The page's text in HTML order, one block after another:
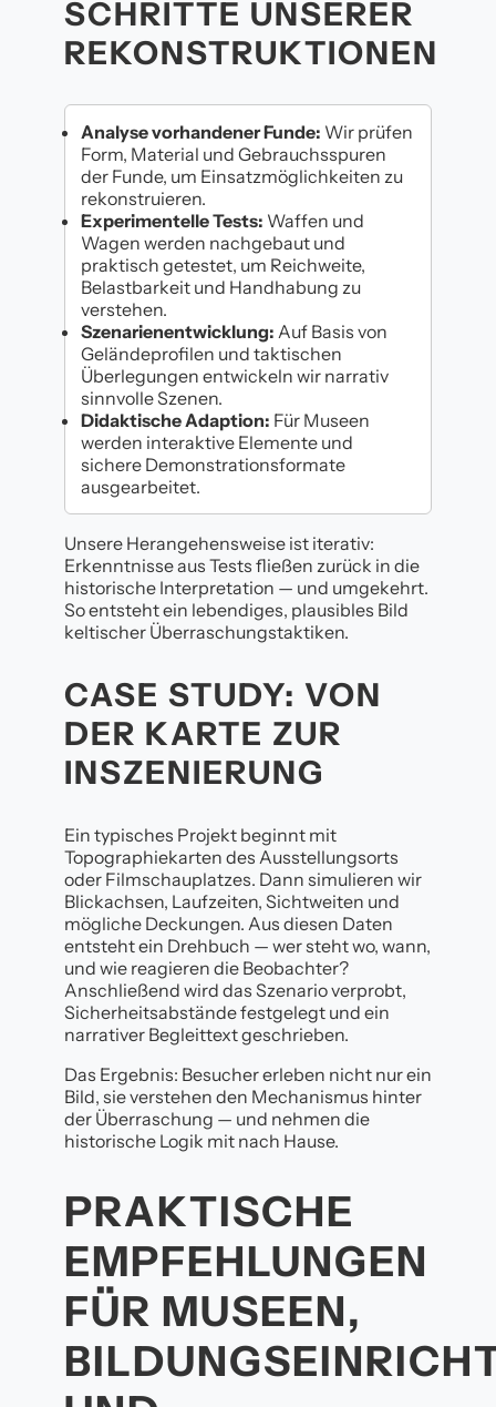
SCHRITTE UNSERER
REKONSTRUKTIONEN
Analyse vorhandener Funde: Wir prüfen
Form, Material und Gebrauchsspuren
der Funde, um Einsatzmöglichkeiten zu
rekonstruieren.
Experimentelle Tests: Waffen und
Wagen werden nachgebaut und
praktisch getestet, um Reichweite,
Belastbarkeit und Handhabung zu
verstehen.
Szenarienentwicklung: Auf Basis von
Geländeprofilen und taktischen
Überlegungen entwickeln wir narrativ
sinnvolle Szenen.
Didaktische Adaption: Für Museen
werden interaktive Elemente und
sichere Demonstrationsformate
ausgearbeitet.
Unsere Herangehensweise ist iterativ:
Erkenntnisse aus Tests fließen zurück in die
historische Interpretation — und umgekehrt.
So entsteht ein lebendiges, plausibles Bild
keltischer Überraschungstaktiken.
CASE STUDY: VON
DER KARTE ZUR
INSZENIERUNG
Ein typisches Projekt beginnt mit
Topographiekarten des Ausstellungsorts
oder Filmschauplatzes. Dann simulieren wir
Blickachsen, Laufzeiten, Sichtweiten und
mögliche Deckungen. Aus diesen Daten
entsteht ein Drehbuch — wer steht wo, wann,
und wie reagieren die Beobachter?
Anschließend wird das Szenario verprobt,
Sicherheitsabstände festgelegt und ein
narrativer Begleittext geschrieben.
Das Ergebnis: Besucher erleben nicht nur ein
Bild, sie verstehen den Mechanismus hinter
der Überraschung — und nehmen die
historische Logik mit nach Hause.
PRAKTISCHE
EMPFEHLUNGEN
FÜR MUSEEN,